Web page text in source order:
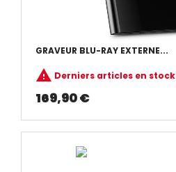
GRAVEUR BLU-RAY EXTERNE...
 Derniers articles en stock
169,90 €